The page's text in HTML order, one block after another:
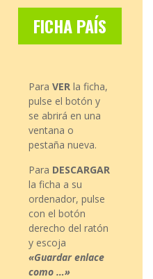
FICHA PAÍS
Para VER la ficha,
pulse el botón y
se abrirá en una
ventana o
pestaña nueva.
Para DESCARGAR
la ficha a su
ordenador, pulse
con el botón
derecho del ratón
y escoja
«Guardar enlace
como …»